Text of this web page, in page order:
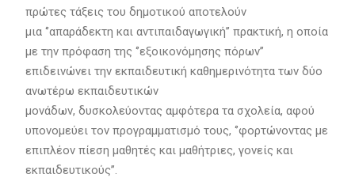
πρώτες τάξεις του δημοτικού αποτελούν
μια ‘’απαράδεκτη και αντιπαιδαγωγική’’ πρακτική, η οποία
με την πρόφαση της ‘’εξοικονόμησης πόρων’’
επιδεινώνει την εκπαιδευτική καθημερινότητα των δύο
ανωτέρω εκπαιδευτικών
μονάδων, δυσκολεύοντας αμφότερα τα σχολεία, αφού
υπονομεύει τον προγραμματισμό τους, ‘’φορτώνοντας με
επιπλέον πίεση μαθητές και μαθήτριες, γονείς και
εκπαιδευτικούς’’.